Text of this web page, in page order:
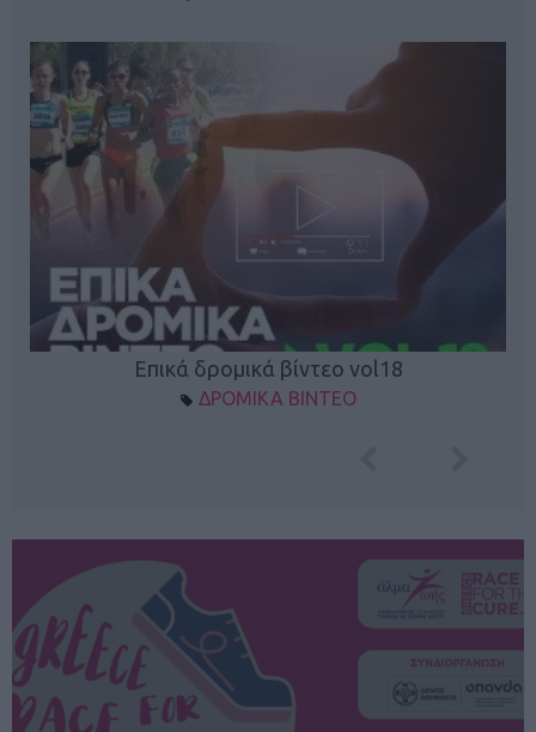
Επικά δρομικά βίντεο vol18
ΔΡΟΜΙΚΑ ΒΙΝΤΕΟ